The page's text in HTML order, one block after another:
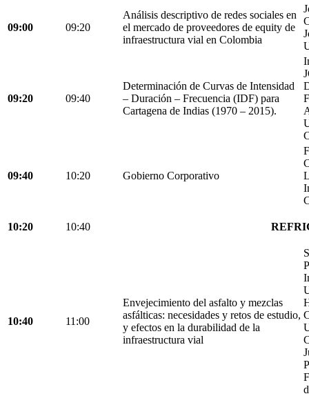
09:00 09:20
Análisis descriptivo de redes sociales en
el mercado de proveedores de equity de
infraestructura vial en Colombia
09:20 09:40
Determinación de Curvas de Intensidad
– Duración – Frecuencia (IDF) para
Cartagena de Indias (1970 – 2015).
09:40 10:20 Gobierno Corporativo
10:20 10:40
10:40 11:00
Envejecimiento del asfalto y mezclas
asfálticas: necesidades y retos de estudio,
y efectos en la durabilidad de la
infraestructura vial